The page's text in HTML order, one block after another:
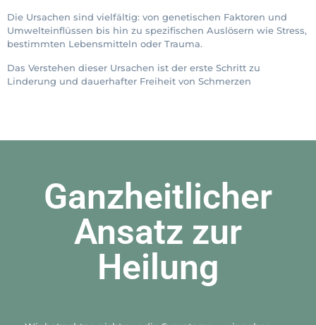
Die Ursachen sind vielfältig: von genetischen Faktoren und
Umwelteinflüssen bis hin zu spezifischen Auslösern wie Stress,
bestimmten Lebensmitteln oder Trauma.
Das Verstehen dieser Ursachen ist der erste Schritt zu
Linderung und dauerhafter Freiheit von Schmerzen
Ganzheitlicher
Ansatz zur
Heilung